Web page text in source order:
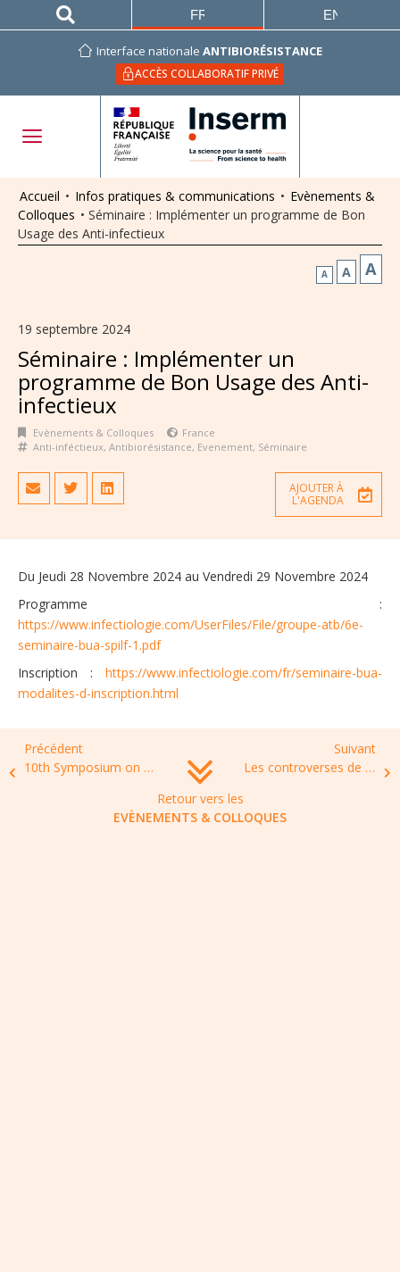
Interface nationale ANTIBIORÉSISTANCE
ACCÈS COLLABORATIF PRIVÉ
FRANÇAIS ENGLISH
Accueil • Infos pratiques & communications • Evènements &
Colloques • Séminaire : Implémenter un programme de Bon
Usage des Anti-infectieux
A A A
19 septembre 2024
Séminaire : Implémenter un
programme de Bon Usage des Anti-
infectieux
Evènements & Colloques
France
Anti-inféctieux, Antibiorésistance, Evenement, Séminaire
AJOUTER À
L'AGENDA
Du Jeudi 28 Novembre 2024 au Vendredi 29 Novembre 2024
Programme :
https://www.infectiologie.com/UserFiles/File/groupe-atb/6e-
seminaire-bua-spilf-1.pdf
Inscription : https://www.infectiologie.com/fr/seminaire-bua-
modalites-d-inscription.html
Précédent
10th Symposium on Antimicrobial Resistance in Animals and the Environment (ARAE) – Berlin, Germany
Suivant
Les controverses de l’AMR – EP 4, Université Paris-Dauphine
Retour vers les
EVÈNEMENTS & COLLOQUES